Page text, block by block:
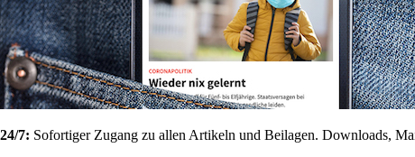
24/7: Sofortiger Zugang zu allen Artikeln und Beilagen. Downloads,